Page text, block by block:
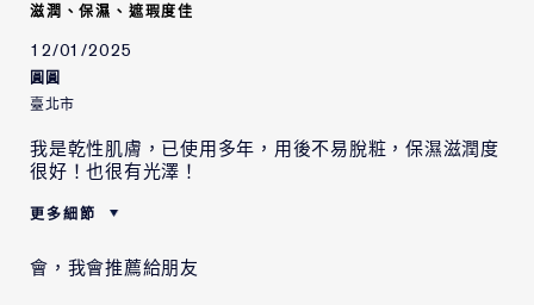
滋潤、保濕、遮瑕度佳
12/01/2025
圓圓
臺北市
我是乾性肌膚，已使用多年，用後不易脫粧，保濕滋潤度
很好！也很有光澤！
更多細節
肌膚問題
整體的膚色
會，我會推薦給朋友